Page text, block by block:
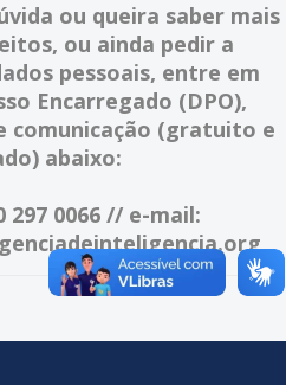
ou queira saber mais
ou ainda pedir a
pessoais, entre em
Encarregado (DPO),
comunicação (gratuito e
abaixo:
297 0066 // e-mail: